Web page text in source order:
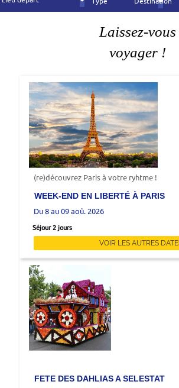
Laissez-vous
voyager !
(re)découvrez Paris à votre ryhtme !
WEEK-END EN LIBERTÉ À PARIS
Du 8 au 09 aoû. 2026
Séjour 2 jours
VOIR LES AUTRES
FETE DES DAHLIAS A SELESTAT